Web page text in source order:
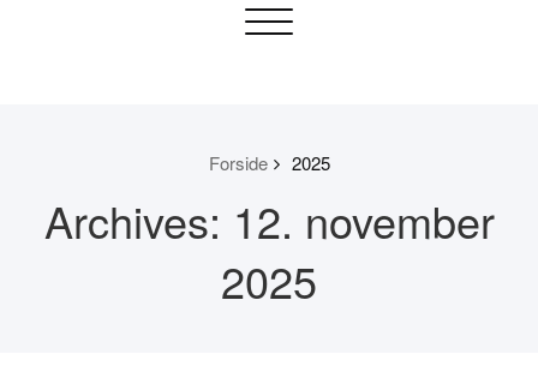
Toggle
Forside 2025
Archives: 12. november
2025